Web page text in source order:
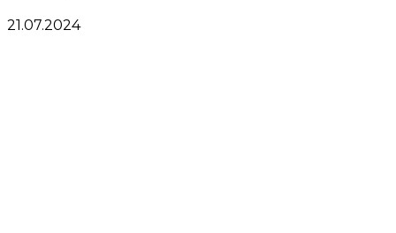
21.07.2024